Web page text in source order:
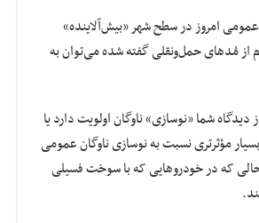
عمومی امروز در سطح شهر «بیش‌آلاینده»
به این ترتیب تا ۸۰ درصد در هرکدام از مُد‌های حمل‌ونقلی گفته شده می‌توان به
شما «نوسازی» ناوگان اولویت دارد یا
مؤثرتری نسبت به نوسازی ناوگان عمومی
که در خودرو‌هایی که با سوخت فسیلی